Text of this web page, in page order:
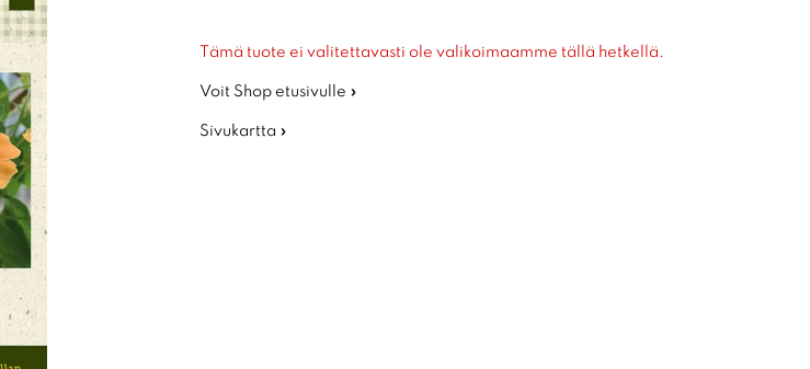
Tämä tuote ei valitettavasti ole valikoimaamme tällä hetkellä.
Voit Shop etusivulle »
Sivukartta »